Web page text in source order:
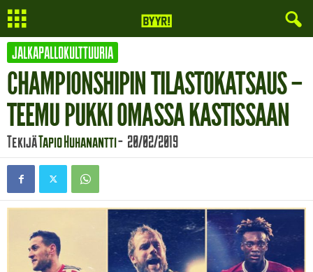
JALKAPALLOKULTTUURIA
CHAMPIONSHIPIN TILASTOKATSAUS –
TEEMU PUKKI OMASSA KASTISSAAN
TekijäTapio Huhanantti- 20/02/2019